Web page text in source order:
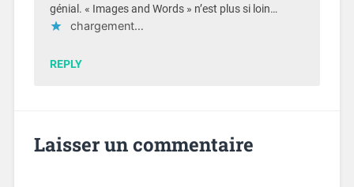
génial. « Images and Words » n’est plus si loin…
chargement…
REPLY
Laisser un commentaire